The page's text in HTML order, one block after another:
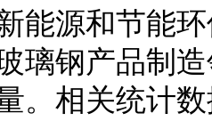
源和节能环
璃钢产品制
。相关统计